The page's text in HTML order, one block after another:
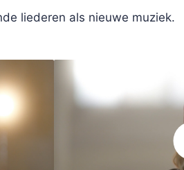
liederen als nieuwe muziek.